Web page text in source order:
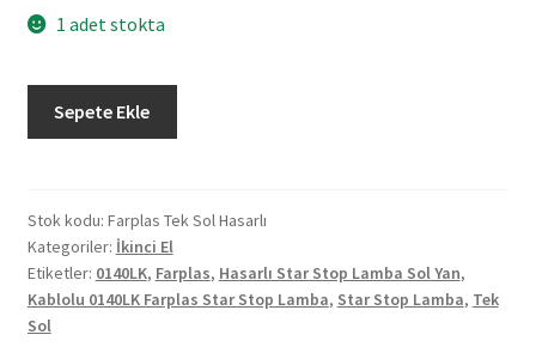
1 adet stokta
0140LK
Lamba
6
lı
Tır
Stop
Sepete Ekle
Stok kodu: Farplas Tek Sol Hasarlı
Kategoriler: İkinci El
Etiketler: 0140LK, Farplas, Hasarlı Star Stop Lamba Sol Yan,
Kablolu 0140LK Farplas Star Stop Lamba, Star Stop Lamba, Tek
Sol